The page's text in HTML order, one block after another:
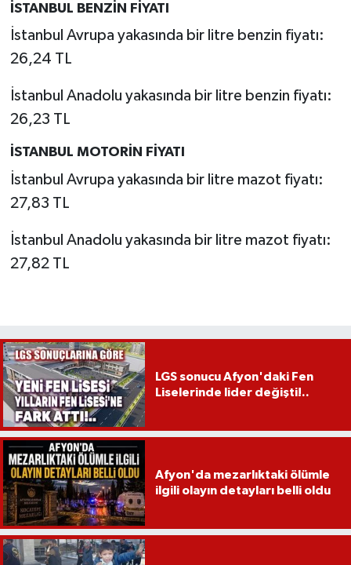
İSTANBUL BENZİN FİYATI
İstanbul Avrupa yakasında bir litre benzin fiyatı:
26,24 TL
İstanbul Anadolu yakasında bir litre benzin fiyatı:
26,23 TL
İSTANBUL MOTORİN FİYATI
İstanbul Avrupa yakasında bir litre mazot fiyatı:
27,83 TL
İstanbul Anadolu yakasında bir litre mazot fiyatı:
27,82 TL
LGS sonucu Afyon'daki Fen
Liselerinde lider değişti!..
Afyon'da mezarlıktaki ölümle
ilgili olayın detayları belli oldu